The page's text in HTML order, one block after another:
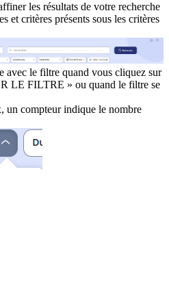
les résultats de votre recherche
et critères présents sous les critères
avec le filtre quand vous cliquez sur
LE FILTRE » ou quand le filtre se
un compteur indique le nombre